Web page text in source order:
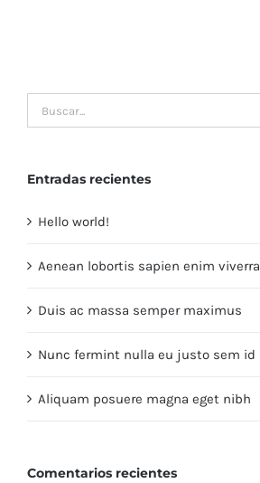
Buscar:
Entradas recientes
Hello world!
Aenean lobortis sapien enim viverra
Duis ac massa semper maximus
Nunc fermint nulla eu justo sem id
Aliquam posuere magna eget nibh
Comentarios recientes